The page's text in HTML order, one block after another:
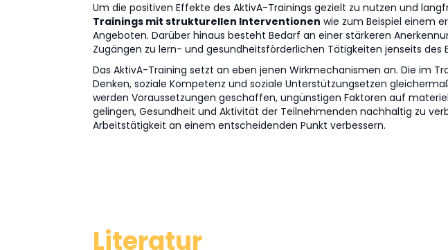
Um die positiven Effekte des AktivA-Trainings gezielt zu nutzen und
Trainings mit strukturellen Interventionen wie zum Beispiel einem
Angeboten. Darüber hinaus besteht Bedarf an einer stärkeren
Zugängen zu lern- und gesundheitsförderlichen Tätigkeiten jenseits des
Das AktivA-Training setzt an eben jenen Wirkmechanismen an. Die im
Denken, soziale Kompetenz und soziale Unterstützungsetzen
werden Voraussetzungen geschaffen, ungünstigen Faktoren auf
gelingen, Gesundheit und Aktivität der Teilnehmenden nachhaltig zu
Arbeitstätigkeit an einem entscheidenden Punkt verbessern.
Literatur